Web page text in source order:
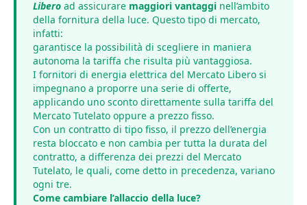
Libero ad assicurare maggiori vantaggi nell’ambito
della fornitura della luce. Questo tipo di mercato,
infatti:
garantisce la possibilità di scegliere in maniera
autonoma la tariffa che risulta più vantaggiosa.
I fornitori di energia elettrica del Mercato Libero si
impegnano a proporre una serie di offerte,
applicando uno sconto direttamente sulla tariffa del
Mercato Tutelato oppure a prezzo fisso.
Con un contratto di tipo fisso, il prezzo dell’energia
resta bloccato e non cambia per tutta la durata del
contratto, a differenza dei prezzi del Mercato
Tutelato, le quali, come detto in precedenza, variano
ogni tre.
Come cambiare l’allaccio della luce?